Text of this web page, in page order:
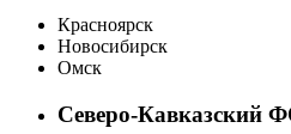
Красноярск
Новосибирск
Омск
Северо-Кавказский